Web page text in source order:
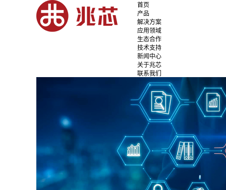
首页
产品
解决方案
应用领域
生态合作
技术支持
新闻中心
关于兆芯
联系我们